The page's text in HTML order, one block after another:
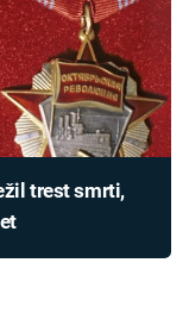
trest smrti,